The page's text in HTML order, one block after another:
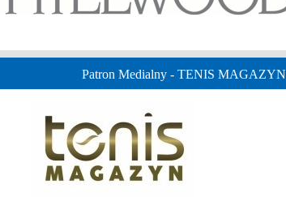
Patron Medialny - TENIS MAGAZYN